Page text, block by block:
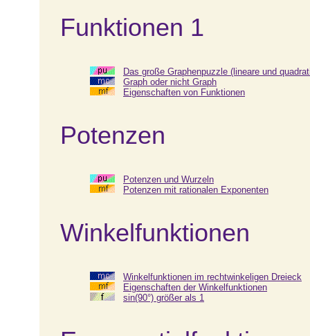
Funktionen 1
Das große Graphenpuzzle (lineare und
Graph oder nicht Graph
Eigenschaften von Funktionen
Potenzen
Potenzen und Wurzeln
Potenzen mit rationalen Exponenten
Winkelfunktionen
Winkelfunktionen im rechtwinkeligen Dreieck
Eigenschaften der Winkelfunktionen
sin(90°) größer als 1